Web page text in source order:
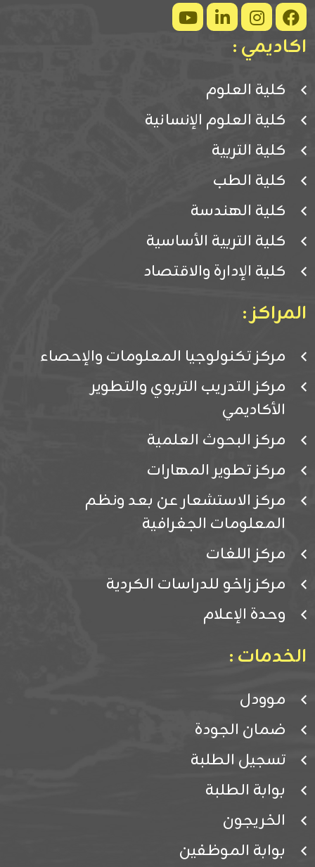
اكاديمي :
كلية العلوم
كلية العلوم الإنسانية
كلية التربية
كلية الطب
كلية الهندسة
كلية التربية الأساسية
كلية الإدارة والاقتصاد
المراكز :
مركز تكنولوجيا المعلومات والإحصاء
مركز التدريب التربوي والتطوير
الأكاديمي
مركز البحوث العلمية
مركز تطوير المهارات
مركز الاستشعار عن بعد ونظم
المعلومات الجغرافية
مركز اللغات
مركز زاخو للدراسات الكردية
وحدة الإعلام
الخدمات :
موودل
ضمان الجودة
تسجيل الطلبة
بوابة الطلبة
الخريجون
بوابة الموظفين